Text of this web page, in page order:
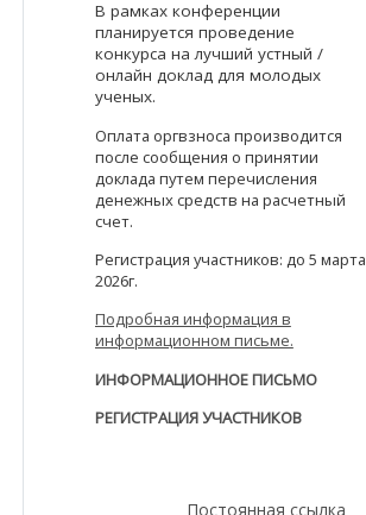
В рамках конференции
планируется проведение
конкурса на лучший устный /
онлайн доклад для молодых
ученых.
Оплата оргвзноса производится
после сообщения о принятии
доклада путем перечисления
денежных средств на расчетный
счет.
Регистрация участников: до 5 марта
2026г.
Подробная информация в
информационном письме.
ИНФОРМАЦИОННОЕ ПИСЬМО
РЕГИСТРАЦИЯ УЧАСТНИКОВ
Постоянная ссылка